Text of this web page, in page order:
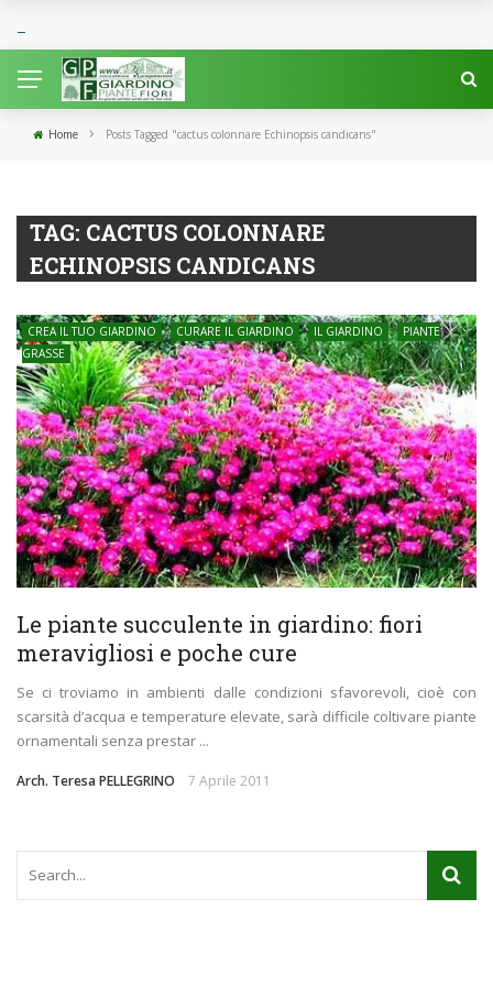
Home › Posts Tagged "cactus colonnare Echinopsis candicans"
TAG: CACTUS COLONNARE
ECHINOPSIS CANDICANS
CREA IL TUO GIARDINO CURARE IL GIARDINO IL GIARDINO
PIANTE
GRASSE
Le piante succulente in giardino: fiori
meravigliosi e poche cure
Se ci troviamo in ambienti dalle condizioni sfavorevoli, cioè con
scarsità d’acqua e temperature elevate, sarà difficile coltivare piante
ornamentali senza prestar ...
Arch. Teresa PELLEGRINO 7 Aprile 2011